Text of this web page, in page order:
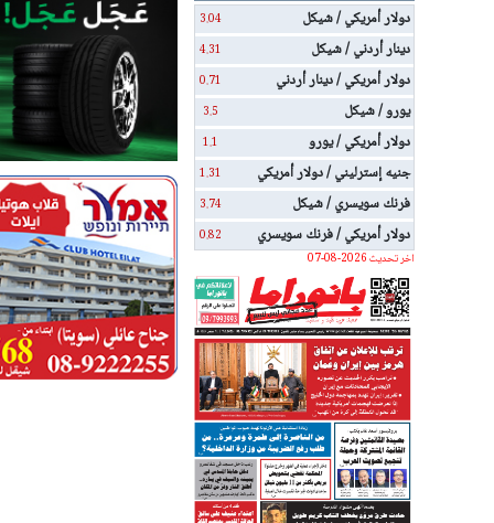
دولار أمريكي / شيكل
3.04
دينار أردني / شيكل 4.31
دولار أمريكي / دينار أردني 0.71
يورو / شيكل 3.5
دولار أمريكي / يورو 1.1
جنيه إسترليني / دولار أمريكي 1.31
فرنك سويسري / شيكل 3.74
دولار أمريكي / فرنك سويسري
0.82
اخر تحديث 2026-08-07